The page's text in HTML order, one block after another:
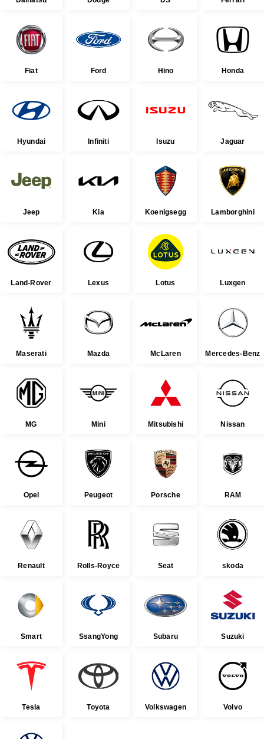
Fiat Ford Hino Honda
Hyundai Infiniti Isuzu Jaguar
Jeep Kia Koenigsegg Lamborghini
Land-Rover Lexus Lotus Luxgen
Maserati Mazda McLaren Mercedes-Benz
MG Mini Mitsubishi Nissan
Opel Peugeot Porsche RAM
Renault Rolls-Royce Seat skoda
Smart SsangYong Subaru Suzuki
Tesla Toyota Volkswagen Volvo